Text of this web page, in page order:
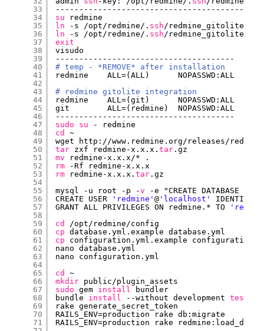
33
34
35
36
37
38
39
40
41
42
43
44
45
46
47
48
49
50
51
52
53
54
55
56
57
58
59
60
61
62
63
64
65
66
67
68
69
70
71
su
redmine
ln
-s /opt/redmine/ . ssh/
ln
-s /opt/redmine/ . ssh/
exit
visudo
--------------------------------------
# temp - *REMOVE* after installation
redmine    ALL=(ALL)      NOPASSWD:ALL
# redmine gitolite integration
redmine    ALL=(git)      NOPASSWD:ALL
git        ALL=(redmine)  NOPASSWD:ALL
--------------------------------------
sudo
su
- redmine
cd
~
wget http: //www .redmine.org/releases/
tar zxf redmine-x.x.x.tar .gz
mv
redmine-x.x.x/* .
rm
-Rf redmine-x.x.x
rm
redmine-x.x.x.tar .gz
mysql -u root -p -v
-e "CREATE DATABASE
CREATE USER
'redmine'@ 'localhost'
GRANT ALL PRIVILEGES ON redmine.* TO
cd
/opt/redmine/config
cp
database.yml.example database.yml
cp
configuration.yml.example
nano database.yml
nano configuration.yml
cd
~
mkdir public/plugin_assets
sudo
gem install
bundler
bundle install --without development test
rake generate_secret_token
RAILS_ENV=production rake db:migrate
RAILS_ENV=production rake